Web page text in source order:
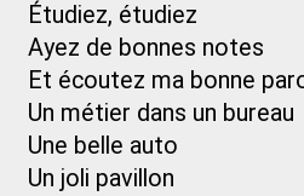
Étudiez, étudiez
Ayez de bonnes notes
Et écoutez ma bonne
Un métier dans un bureau
Une belle auto
Un joli pavillon